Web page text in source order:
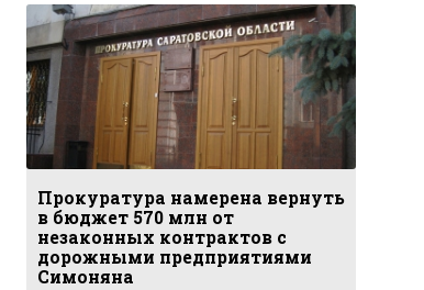
Прокуратура намерена вернуть
в бюджет 570 млн от
незаконных контрактов с
дорожными предприятиями
Симоняна